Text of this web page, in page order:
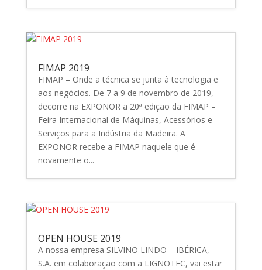
FIMAP 2019
FIMAP – Onde a técnica se junta à tecnologia e
aos negócios. De 7 a 9 de novembro de 2019,
decorre na EXPONOR a 20ª edição da FIMAP –
Feira Internacional de Máquinas, Acessórios e
Serviços para a Indústria da Madeira. A
EXPONOR recebe a FIMAP naquele que é
novamente o...
OPEN HOUSE 2019
A nossa empresa SILVINO LINDO – IBÉRICA,
S.A. em colaboração com a LIGNOTEC, vai estar